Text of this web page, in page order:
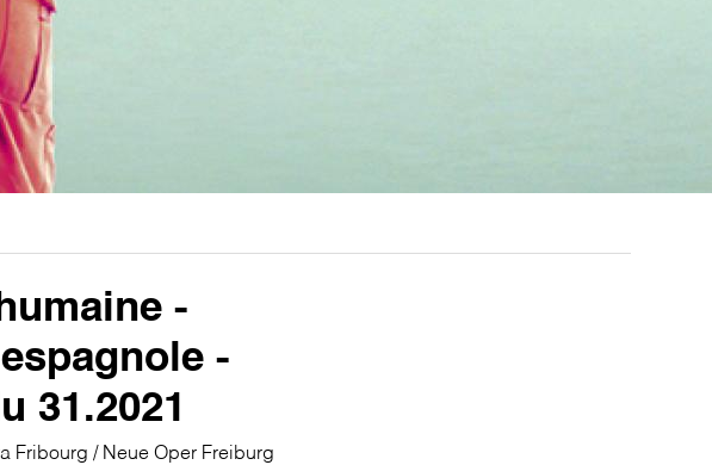
-
-
31.2021
Fribourg / Neue Oper Freiburg